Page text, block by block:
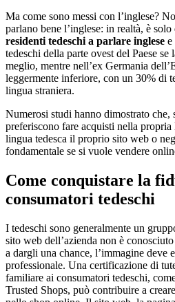
Ma come sono messi con l’inglese?
parlano bene l’inglese: in realtà, è solo
residenti tedeschi a parlare inglese e
tedeschi della parte ovest del Paese se
meglio, mentre nell’ex Germania
leggermente inferiore, con un 30% di
lingua straniera.
Numerosi studi hanno dimostrato che,
preferiscono fare acquisti nella
lingua tedesca il proprio sito web o
fondamentale se si vuole vendere
Come conquistare la
consumatori tedeschi
I tedeschi sono generalmente un
sito web dell’azienda non è
a dargli una chance, l’immagine deve
professionale. Una certificazione di
familiare ai consumatori tedeschi,
Trusted Shops, può contribuire a